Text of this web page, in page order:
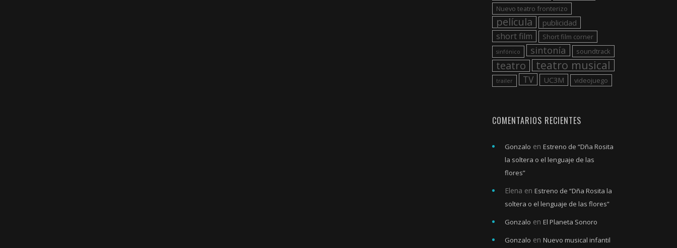
Nuevo teatro fronterizo
película publicidad
short film Short film corner
sinfónico sintonía soundtrack
teatro teatro musical
trailer TV UC3M videojuego
COMENTARIOS RECIENTES
Gonzalo en Estreno de “Dña Rosita
la soltera o el lenguaje de las
flores”
Elena en Estreno de “Dña Rosita la
soltera o el lenguaje de las flores”
Gonzalo en El Planeta Sonoro
Gonzalo en Nuevo musical infantil